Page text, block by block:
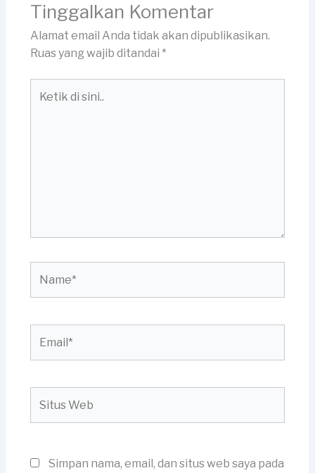
Tinggalkan Komentar
Alamat email Anda tidak akan dipublikasikan.
Ruas yang wajib ditandai *
Web
Simpan nama, email, dan situs web saya pada